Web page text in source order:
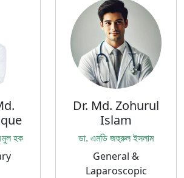
হক
Dr. Md. Zohurul
Islam
ডা. এমডি জহুরুল ইসলাম
General &
Laparoscopic